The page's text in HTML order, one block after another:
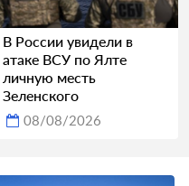
В России увидели в
атаке ВСУ по Ялте
личную месть
Зеленского
08/08/2026